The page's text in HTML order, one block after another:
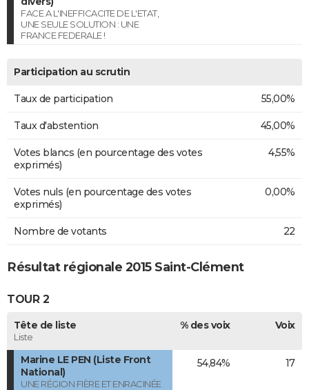
FACE A L'INEFFICACITE DE L'ETAT,
UNE SEULE SOLUTION : UNE
FRANCE FEDERALE !
Participation au scrutin
Taux de participation 55,00%
Taux d'abstention 45,00%
Votes blancs (en pourcentage des votes
exprimés)
4,55%
Votes nuls (en pourcentage des votes
exprimés)
0,00%
Nombre de votants 22
Résultat régionale 2015 Saint-Clément
TOUR 2
Tête de liste
Liste
% des voix Voix
Marine LE PEN (Liste Front
National)
UNE RÉGION FIÈRE ET ENRACINÉE
54,84% 17